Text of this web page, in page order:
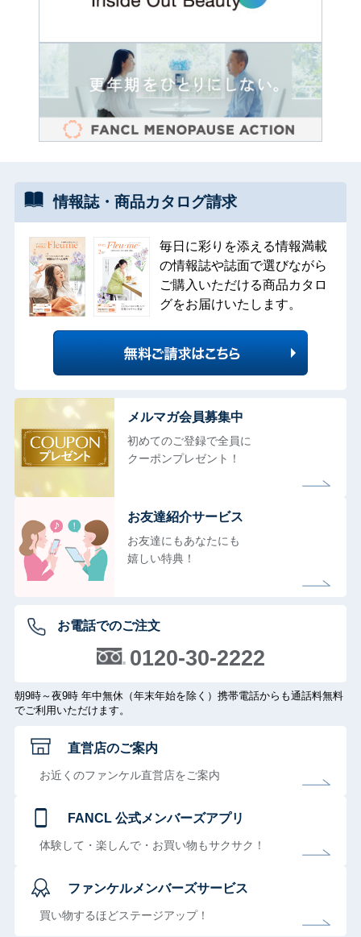
情報誌・ 商品カタログ請求
毎日に彩りを添える情報満載
の情報誌や誌面で選びながら
ご購入いただける商品カタロ
グをお届けいたします。
メルマガ会員募集中
初めてのご登録で全員に
クーポンプレゼント！
お友達紹介サービス
お友達にもあなたにも
嬉しい特典！
お電話でのご注文
0120-30-2222
朝9時～夜9時 年中無休（年末年始を除く）携帯電話からも通話料無料
でご利用いただけます。
直営店のご案内
お近くのファンケル直営店をご案内
FANCL 公式メンバーズアプリ
体験して・楽しんで・お買い物もサクサク！
ファンケルメンバーズサービス
買い物するほどステージアップ！